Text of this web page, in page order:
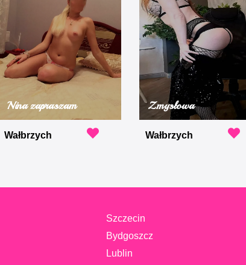
Nina zapraszam
Wałbrzych
Zmysłowa
Wałbrzych
Szczecin
Bydgoszcz
Lublin